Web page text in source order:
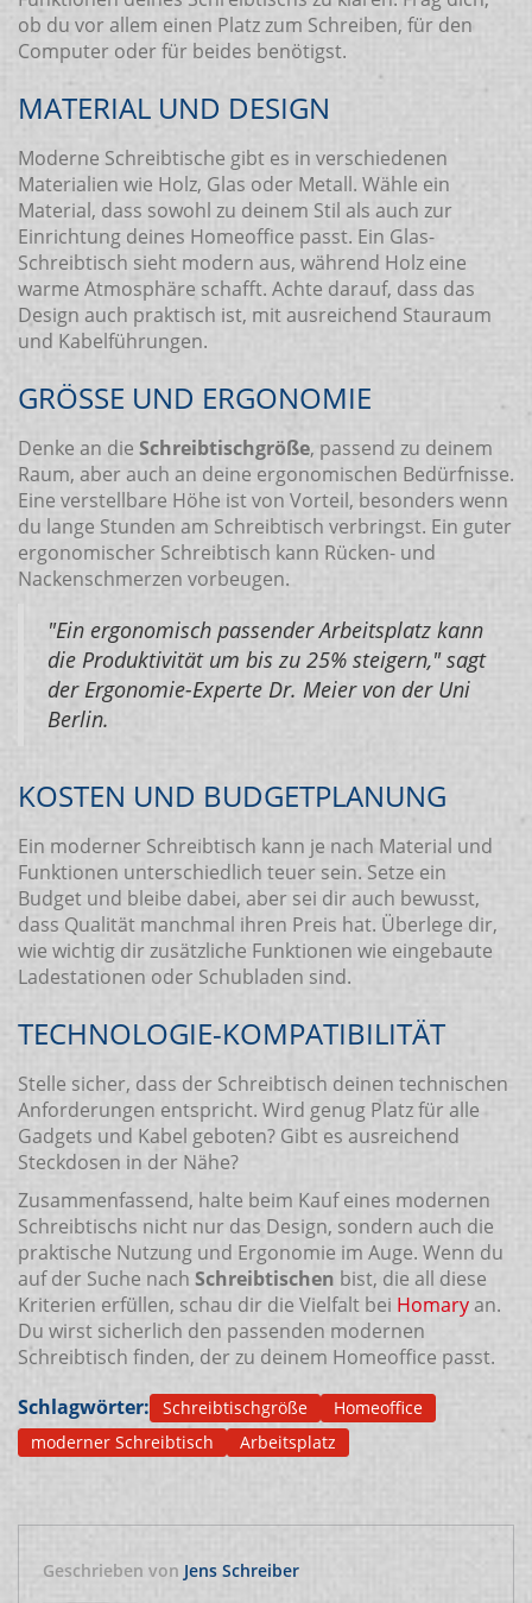
ob du vor allem einen Platz zum Schreiben, für den
Computer oder für beides benötigst.
MATERIAL UND DESIGN
Moderne Schreibtische gibt es in verschiedenen
Materialien wie Holz, Glas oder Metall. Wähle ein
Material, dass sowohl zu deinem Stil als auch zur
Einrichtung deines Homeoffice passt. Ein Glas-
Schreibtisch sieht modern aus, während Holz eine
warme Atmosphäre schafft. Achte darauf, dass das
Design auch praktisch ist, mit ausreichend Stauraum
und Kabelführungen.
GRÖSSE UND ERGONOMIE
Denke an die Schreibtischgröße, passend zu deinem
Raum, aber auch an deine ergonomischen Bedürfnisse.
Eine verstellbare Höhe ist von Vorteil, besonders wenn
du lange Stunden am Schreibtisch verbringst. Ein guter
ergonomischer Schreibtisch kann Rücken- und
Nackenschmerzen vorbeugen.
"Ein ergonomisch passender Arbeitsplatz kann
die Produktivität um bis zu 25% steigern," sagt
der Ergonomie-Experte Dr. Meier von der Uni
Berlin.
KOSTEN UND BUDGETPLANUNG
Ein moderner Schreibtisch kann je nach Material und
Funktionen unterschiedlich teuer sein. Setze ein
Budget und bleibe dabei, aber sei dir auch bewusst,
dass Qualität manchmal ihren Preis hat. Überlege dir,
wie wichtig dir zusätzliche Funktionen wie eingebaute
Ladestationen oder Schubladen sind.
TECHNOLOGIE-KOMPATIBILITÄT
Stelle sicher, dass der Schreibtisch deinen technischen
Anforderungen entspricht. Wird genug Platz für alle
Gadgets und Kabel geboten? Gibt es ausreichend
Steckdosen in der Nähe?
Zusammenfassend, halte beim Kauf eines modernen
Schreibtischs nicht nur das Design, sondern auch die
praktische Nutzung und Ergonomie im Auge. Wenn du
auf der Suche nach Schreibtischen bist, die all diese
Kriterien erfüllen, schau dir die Vielfalt bei Homary an.
Du wirst sicherlich den passenden modernen
Schreibtisch finden, der zu deinem Homeoffice passt.
Schlagwörter:
Schreibtischgröße
Homeoffice
moderner Schreibtisch
Arbeitsplatz
Geschrieben von Jens Schreiber